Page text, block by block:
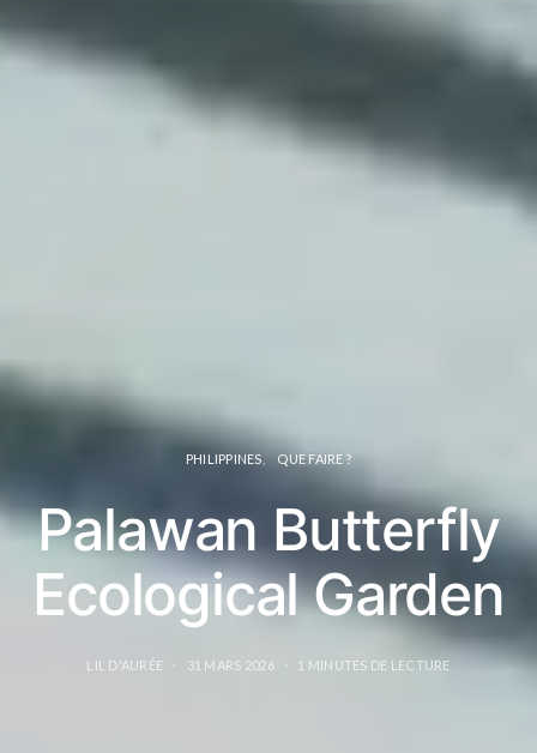
PHILIPPINES QUE FAIRE ?
Palawan Butterfly
Ecological Garden
LIL D'AURÉE 31 MARS 2026 1 MINUTES DE LECTURE